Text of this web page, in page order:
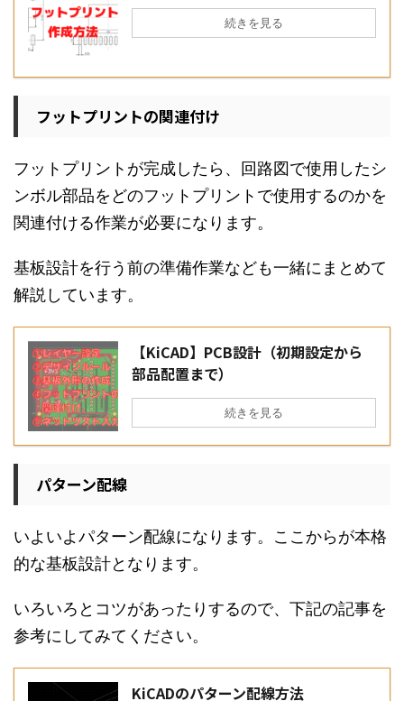
続きを見る
フットプリントの関連付け
フットプリントが完成したら、回路図で使用したシ
ンボル部品をどのフットプリントで使用するのかを
関連付ける作業が必要になります。
基板設計を行う前の準備作業なども一緒にまとめて
解説しています。
【KiCAD】PCB設計（初期設定から
部品配置まで）
続きを見る
パターン配線
いよいよパターン配線になります。ここからが本格
的な基板設計となります。
いろいろとコツがあったりするので、下記の記事を
参考にしてみてください。
KiCADのパターン配線方法